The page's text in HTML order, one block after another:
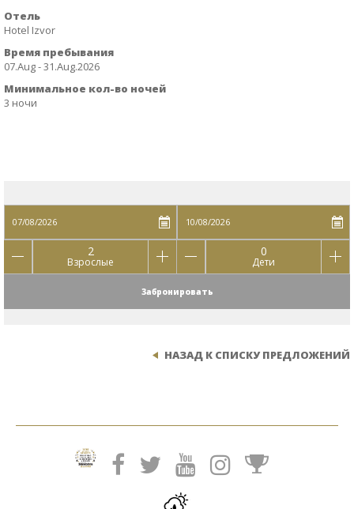
Отель
Hotel Izvor
Время пребывания
07.Aug - 31.Aug.2026
Минимальное кол-во ночей
3 ночи
2
Взрослые
0
Дети
Забронировать
НАЗАД К СПИСКУ ПРЕДЛОЖЕНИЙ